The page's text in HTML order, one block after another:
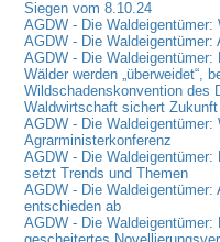
Siegen vom 8.10.24
AGDW - Die
AGDW - Die Waldeigentümer:
AGDW - Die
Wälder werden „überweidet“,
Wildschadenskonvention des
Waldwirtschaft sichert
AGDW - Die Waldeigentümer:
Agrarministerkonferenz
AGDW - Die
setzt Trends und Themen
AGDW - Die Waldeigentümer:
entschieden ab
AGDW - Die